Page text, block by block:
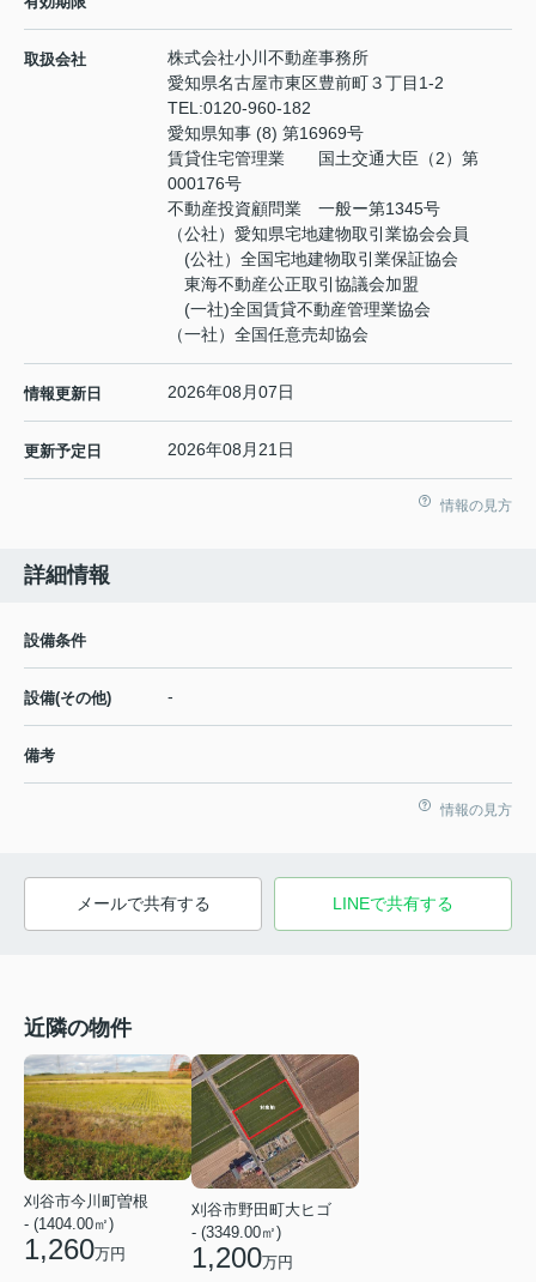
取扱会社
株式会社小川不動産事務所
愛知県名古屋市東区豊前町３丁目1-2
TEL:0120-960-182
愛知県知事 (8) 第16969号
賃貸住宅管理業 国土交通大臣（2）第
000176号
不動産投資顧問業 一般ー第1345号
（公社）愛知県宅地建物取引業協会会員
(公社）全国宅地建物取引業保証協会
東海不動産公正取引協議会加盟
(一社)全国賃貸不動産管理業協会
（一社）全国任意売却協会
情報更新日 2026年08月07日
更新予定日 2026年08月21日
情報の見方
詳細情報
設備条件
設備(その他) -
備考
情報の見方
メールで共有する LINEで共有する
近隣の物件
刈谷市今川町曽根
- (1404.00㎡)
1,260万円
刈谷市野田町大ヒゴ
- (3349.00㎡)
1,200万円